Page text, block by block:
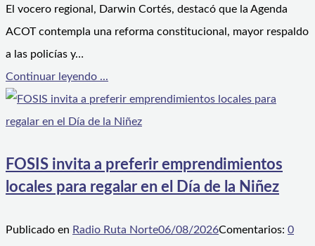
El vocero regional, Darwin Cortés, destacó que la Agenda
ACOT contempla una reforma constitucional, mayor respaldo
a las policías y…
Continuar leyendo ...
FOSIS invita a preferir emprendimientos
locales para regalar en el Día de la Niñez
Publicado en Radio Ruta Norte06/08/2026Comentarios: 0